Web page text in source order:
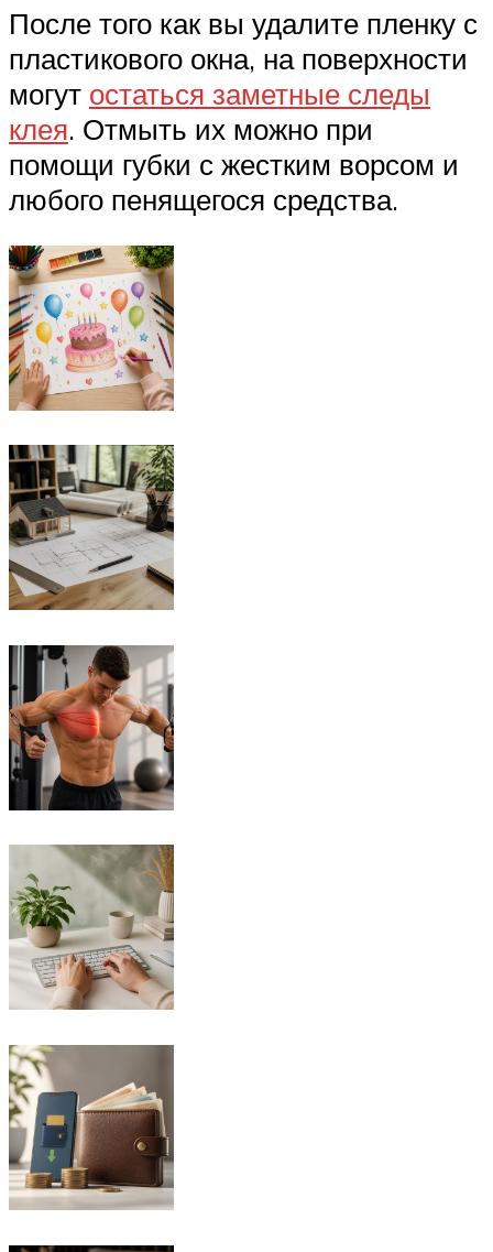
После того как вы удалите пленку с
пластикового окна, на поверхности
могут остаться заметные следы
клея. Отмыть их можно при
помощи губки с жестким ворсом и
любого пенящегося средства.